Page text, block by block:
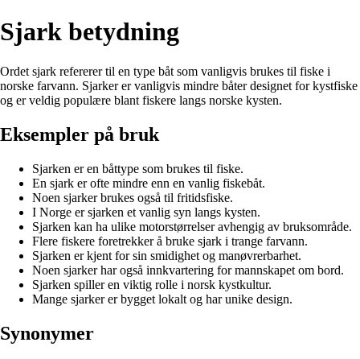
Sjark betydning
Ordet sjark refererer til en type båt som vanligvis brukes til fiske i
norske farvann. Sjarker er vanligvis mindre båter designet for kystfiske
og er veldig populære blant fiskere langs norske kysten.
Eksempler på bruk
Sjarken er en båttype som brukes til fiske.
En sjark er ofte mindre enn en vanlig fiskebåt.
Noen sjarker brukes også til fritidsfiske.
I Norge er sjarken et vanlig syn langs kysten.
Sjarken kan ha ulike motorstørrelser avhengig av bruksområde.
Flere fiskere foretrekker å bruke sjark i trange farvann.
Sjarken er kjent for sin smidighet og manøvrerbarhet.
Noen sjarker har også innkvartering for mannskapet om bord.
Sjarken spiller en viktig rolle i norsk kystkultur.
Mange sjarker er bygget lokalt og har unike design.
Synonymer